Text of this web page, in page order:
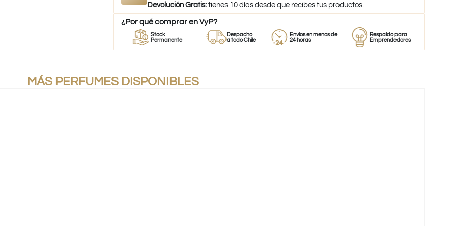
Devolución Gratis: tienes 10 días desde que recibes tus productos.
¿Por qué comprar en VyP?
Stock
Permanente
Despacho
a todo Chile
Envíos en menos de
24 horas
Respaldo para
Emprendedores
MÁS PERFUMES DISPONIBLES